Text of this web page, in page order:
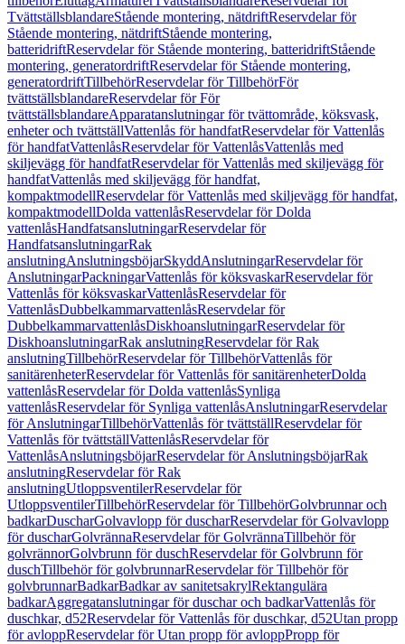
TvättställsblandareStående montering, nätdriftReservdelar för
Stående montering, nätdriftStående montering,
batteridriftReservdelar för Stående montering, batteridriftStående
montering, generatordriftReservdelar för Stående montering,
generatordriftTillbehörReservdelar för TillbehörFör
tvättställsblandareReservdelar för För
tvättställsblandareApparatanslutningar för tvättområde, köksvask,
enheter och tvättställVattenlås för handfatReservdelar för Vattenlås
för handfatVattenlåsReservdelar för VattenlåsVattenlås med
skiljevägg för handfatReservdelar för Vattenlås med skiljevägg för
handfatVattenlås med skiljevägg för handfat,
kompaktmodellReservdelar för Vattenlås med skiljevägg för handfat,
kompaktmodellDolda vattenlåsReservdelar för Dolda
vattenlåsHandfatsanslutningarReservdelar för
HandfatsanslutningarRak
anslutningAnslutningsböjarSkyddAnslutningarReservdelar för
AnslutningarPackningarVattenlås för köksvaskarReservdelar för
Vattenlås för köksvaskarVattenlåsReservdelar för
VattenlåsDubbelkammarvattenlåsReservdelar för
DubbelkammarvattenlåsDiskhoanslutningarReservdelar för
DiskhoanslutningarRak anslutningReservdelar för Rak
anslutningTillbehörReservdelar för TillbehörVattenlås för
sanitärenheterReservdelar för Vattenlås för sanitärenheterDolda
vattenlåsReservdelar för Dolda vattenlåsSynliga
vattenlåsReservdelar för Synliga vattenlåsAnslutningarReservdelar
för AnslutningarTillbehörVattenlås för tvättställReservdelar för
Vattenlås för tvättställVattenlåsReservdelar för
VattenlåsAnslutningsböjarReservdelar för AnslutningsböjarRak
anslutningReservdelar för Rak
anslutningUtloppsventilerReservdelar för
UtloppsventilerTillbehörReservdelar för TillbehörGolvbrunnar och
badkarDuscharGolvavlopp för duscharReservdelar för Golvavlopp
för duscharGolvrännaReservdelar för GolvrännaTillbehör för
golvrännorGolvbrunn för duschReservdelar för Golvbrunn för
duschTillbehör för golvbrunnarReservdelar för Tillbehör för
golvbrunnarBadkarBadkar av sanitetsakrylRektangulära
badkarAggregatanslutningar för duschar och badkarVattenlås för
duschkar, d52Reservdelar för Vattenlås för duschkar, d52Utan propp
för avloppReservdelar för Utan propp för avloppPropp för